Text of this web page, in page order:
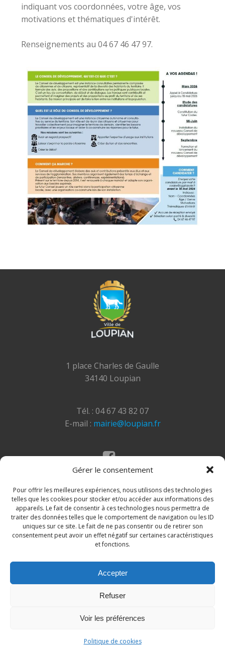
Gérer le consentement
Pour offrir les meilleures expériences, nous utilisons des technologies
telles que les cookies pour stocker et/ou accéder aux informations des
appareils. Le fait de consentir à ces technologies nous permettra de
traiter des données telles que le comportement de navigation ou les ID
uniques sur ce site. Le fait de ne pas consentir ou de retirer son
consentement peut avoir un effet négatif sur certaines caractéristiques
et fonctions.
Accepter
Refuser
Voir les préférences
Politique de cookies
indiquant vos coordonnées, votre âge, vos
motivations et thématiques d'intérêt.
Renseignements au 04 67 46 47 97.
1 place Charles de Gaulle
34140 Loupian
Tél. : 04 67 43 82 07
E-mail : mairie@loupian.fr
© 2026 Site de la commune de Loupian. Un service
proposé parComm'un Site